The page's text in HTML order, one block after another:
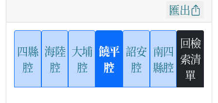
匯出
四縣
腔
海陸
腔
大埔
腔
饒平
腔
詔安
腔
南四
縣腔
回檢
索清
單